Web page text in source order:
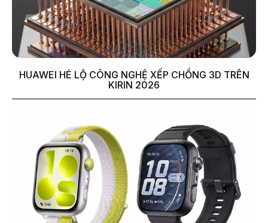
HUAWEI HÉ LỘ CÔNG NGHỆ XẾP CHỒNG 3D TRÊN
KIRIN 2026